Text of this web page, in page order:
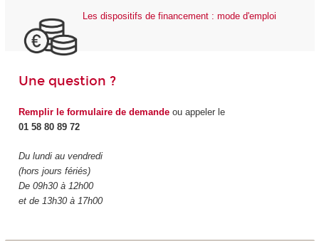
Les dispositifs de financement : mode d'emploi
Une question ?
Remplir le formulaire de demandeou appeler le
01 58 80 89 72
Du lundi au vendredi
(hors jours fériés)
De 09h30 à 12h00
et de 13h30 à 17h00